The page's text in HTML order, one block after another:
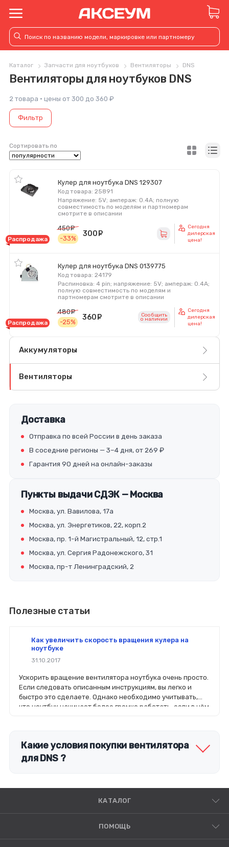
Каталог Запчасти для ноутбуков Вентиляторы DNS
Вентиляторы для ноутбуков DNS
2 товара · цены от 300 до 360 ₽
Фильтр
Сортировать по
Кулер для ноутбука DNS 129307
Код товара: 25891
Напряжение: 5V; ампераж: 0.4A; полную
совместимость по моделям и партномерам
смотрите в описании
Распродажа
450
-33%
300
Сегодня
дилерская
цена!
Кулер для ноутбука DNS 0139775
Код товара: 24179
Распиновка: 4 pin; напряжение: 5V; ампераж: 0.4A;
полную совместимость по моделям и
партномерам смотрите в описании
Распродажа
480
-25%
360 руб.Сообщить
o наличии
Сегодня
дилерская
цена!
Аккумуляторы
Вентиляторы
Доставка
Отправка по всей России в день заказа
В соседние регионы — 3–4 дня, от 269 ₽
Гарантия 90 дней на онлайн-заказы
Пункты выдачи СДЭК — Москва
Москва, ул. Вавилова, 17а
Москва, ул. Энергетиков, 22, корп.2
Москва, пр. 1-й Магистральный, 12, стр.1
Москва, ул. Сергия Радонежского, 31
Москва, пр-т Ленинградский, 2
Полезные статьи
Как увеличить скорость вращения кулера на
ноутбуке
31.10.2017
Ускорить вращение вентилятора ноутбука очень просто.
Если следовать описанным инструкциям, вы легко и
быстро это сделаете. Однако необходимо учитывать,
что ноутбук начинает более громко работать, если в нём
Какие условия покупки вентилятора
для DNS ?
КАТАЛОГ
ПОМОЩЬ